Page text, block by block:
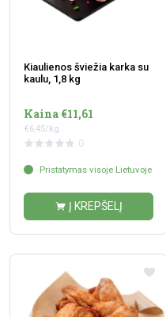
Kiaulienos šviežia karka su
kaulu, 1,8 kg
Kaina €11,61
€6,45/kg
0
Pristatymas visoje Lietuvoje
Į KREPŠELĮ